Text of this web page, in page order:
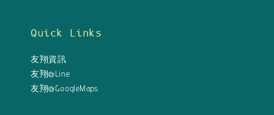
Quick Links
友翔資訊
友翔@Line
友翔@GoogleMaps